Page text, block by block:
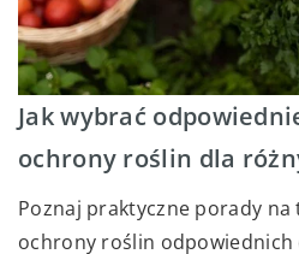
Jak wybrać
ochrony roślin dla
Poznaj praktyczne porady
ochrony roślin odpowiednich